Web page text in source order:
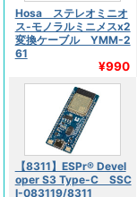
Hosa ステレオミニオ
ス-モノラルミニメスx2
変換ケーブル YMM-2
61
¥990
【8311】ESPr® Devel
oper S3 Type-C SSC
I-083119/8311